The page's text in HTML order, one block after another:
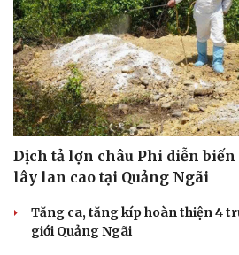
Dịch tả lợn châu Phi diễn biến
lây lan cao tại Quảng Ngãi
Tăng ca, tăng kíp hoàn thiện 4
giới Quảng Ngãi